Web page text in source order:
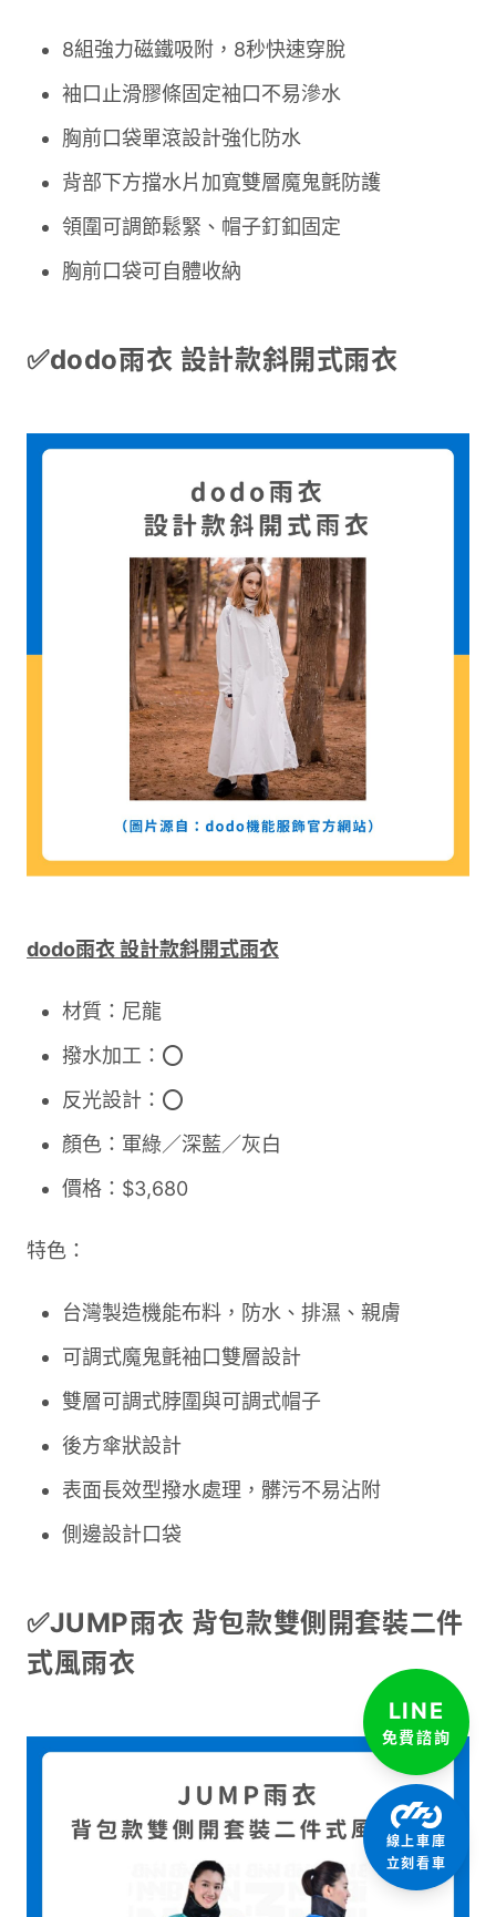
8組強力磁鐵吸附，8秒快速穿脫
袖口止滑膠條固定袖口不易滲水
胸前口袋單滾設計強化防水
背部下方擋水片加寬雙層魔鬼氈防護
領圍可調節鬆緊、帽子釘釦固定
胸前口袋可自體收納
✅dodo雨衣 設計款斜開式雨衣
dodo雨衣 設計款斜開式雨衣
材質：尼龍
撥水加工：⭕
反光設計：⭕
顏色：軍綠／深藍／灰白
價格：$3,680
特色：
台灣製造機能布料，防水、排濕、親膚
可調式魔鬼氈袖口雙層設計
雙層可調式脖圍與可調式帽子
後方傘狀設計
表面長效型撥水處理，髒污不易沾附
側邊設計口袋
✅JUMP雨衣 背包款雙側開套裝二件
式風雨衣
LINE
免費諮詢
線上車庫
立刻看車